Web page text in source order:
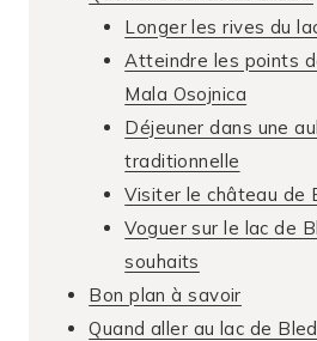
Longer les rives du
Atteindre les points
Mala Osojnica
Déjeuner dans une
traditionnelle
Visiter le château de
Voguer sur le lac de
souhaits
Bon plan à savoir
Quand aller au lac de